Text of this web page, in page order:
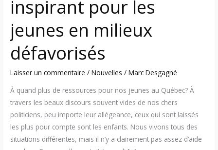
inspirant pour les
jeunes en milieux
défavorisés
Laisser un commentaire /Nouvelles /Marc Desgagné
À quand plus de ressources pour nos jeunes au Québec? À
travers les beaux discours souvent vides de nos chers
politiciens, peu importe leur allégeance, ceux qui sont laissés
les plus pour compte sont les enfants. Nous vivons tous des
situations différentes, mais il n’y a clairement pas assez d’aide